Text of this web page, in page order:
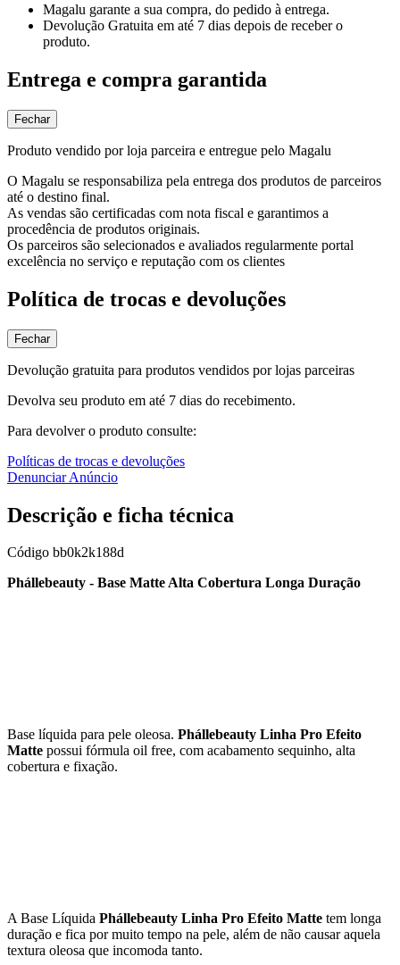
Magalu garante a sua compra, do pedido à entrega.
Devolução Gratuita em até 7 dias depois de receber o
produto.
Entrega e compra garantida
Fechar
Produto vendido por loja parceira e entregue pelo Magalu
O Magalu se responsabiliza pela entrega dos produtos de parceiros
até o destino final.
As vendas são certificadas com nota fiscal e garantimos a
procedência de produtos originais.
Os parceiros são selecionados e avaliados regularmente portal
excelência no serviço e reputação com os clientes
Política de trocas e devoluções
Fechar
Devolução gratuita para produtos vendidos por lojas parceiras
Devolva seu produto em até 7 dias do recebimento.
Para devolver o produto consulte:
Políticas de trocas e devoluções
Denunciar Anúncio
Descrição e ficha técnica
Código bb0k2k188d
Phállebeauty - Base Matte Alta Cobertura Longa Duração
Base líquida para pele oleosa. Phállebeauty Linha Pro Efeito
Matte possui fórmula oil free, com acabamento sequinho, alta
cobertura e fixação.
A Base Líquida Phállebeauty Linha Pro Efeito Matte tem longa
duração e fica por muito tempo na pele, além de não causar aquela
textura oleosa que incomoda tanto.